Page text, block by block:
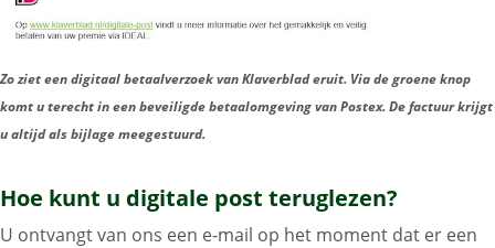
Zo ziet een digitaal betaalverzoek van Klaverblad eruit. Via de groene knop
komt u terecht in een beveiligde betaalomgeving van Postex. De factuur krijgt
u altijd als bijlage meegestuurd.
Hoe kunt u digitale post teruglezen?
U ontvangt van ons een e-mail op het moment dat er een